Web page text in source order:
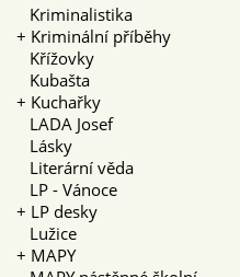
Kriminalistika
+ Kriminální příběhy
Křížovky
Kubašta
+ Kuchařky
LADA Josef
Lásky
Literární věda
LP - Vánoce
+ LP desky
Lužice
+ MAPY